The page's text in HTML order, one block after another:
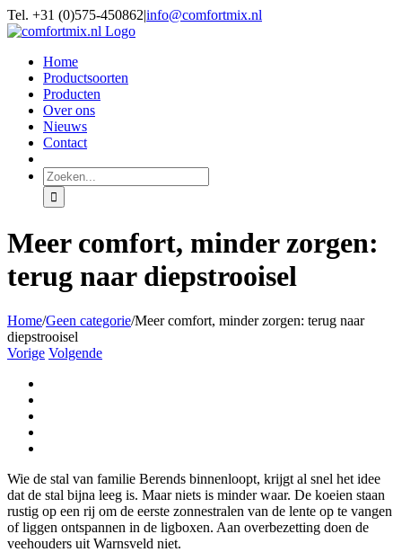
Ga
naar
Tel. +31 (0)575-450862|info@comfortmix.nl
Home
Productsoorten
Producten
Over ons
Nieuws
Contact
Zoeken
naar:
Meer comfort, minder zorgen:
terug naar diepstrooisel
Home/Geen categorie/Meer comfort, minder zorgen: terug naar
diepstrooisel
Vorige Volgende
Wie de stal van familie Berends binnenloopt, krijgt al snel het idee
dat de stal bijna leeg is. Maar niets is minder waar. De koeien staan
rustig op een rij om de eerste zonnestralen van de lente op te vangen
of liggen ontspannen in de ligboxen. Aan overbezetting doen de
veehouders uit Warnsveld niet.